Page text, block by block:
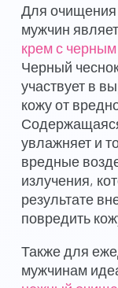
Для
мужчин
крем с
Черный
участвует в
кожу от
увлажняет и
вредные
излучения,
результате
повредить
Также для
мужчинам